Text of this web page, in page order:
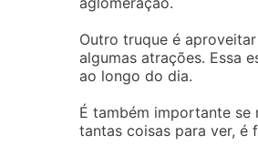
Outro truque é
algumas atrações. Essa
ao longo do dia.
É também importante se
tantas coisas para ver, é